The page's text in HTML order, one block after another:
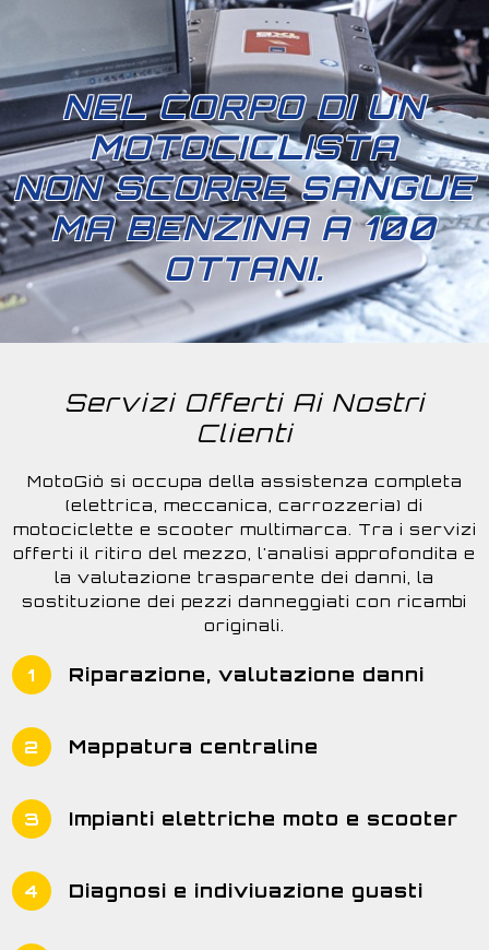
NEL CORPO DI UN
MOTOCICLISTA
NON SCORRE SANGUE
MA BENZINA A 100
OTTANI.
Servizi Offerti Ai Nostri
Clienti
MotoGiò si occupa della assistenza completa
(elettrica, meccanica, carrozzeria) di
motociclette e scooter multimarca. Tra i servizi
offerti il ritiro del mezzo, l'analisi approfondita e
la valutazione trasparente dei danni, la
sostituzione dei pezzi danneggiati con ricambi
originali.
1 Riparazione, valutazione danni
2 Mappatura centraline
3 Impianti elettriche moto e scooter
4 Diagnosi e indiviuazione guasti